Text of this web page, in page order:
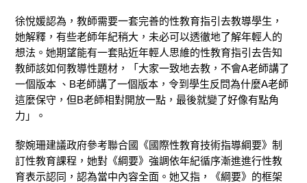
徐悅媛認為，教師需要一套完善的性教育指引去教導學生，
她解釋，有些老師年紀稍大，未必可以透徹地了解年輕人的
想法。她期望能有一套貼近年輕人思維的性教育指引去告知
教師該如何教導性題材，「大家一致地去教，不會A老師講了
一個版本 、B老師講了一個版本，令到學生反問為什麼A老師
這麼保守，但B老師相對開放一點，最後就變了好像有點角
力」。
黎婉珊建議政府參考聯合國《國際性教育技術指導綱要》制
訂性教育課程，她對《綱要》強調依年紀循序漸進進行性教
育表示認同，認為當中內容全面。她又指，《綱要》的框架